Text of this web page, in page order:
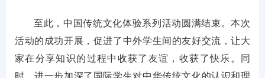
至此，中国传统文化体验系列活动圆满结束。本次
活动的成功开展，促进了中外学生间的友好交流，让大
家在分享知识的过程中收获了友谊，收获了快乐。同